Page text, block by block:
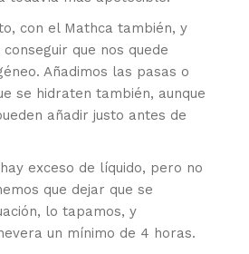
con el Mathca también, y
que nos quede
Añadimos las pasas o
se hidraten también, aunque
añadir justo antes de
exceso de líquido, pero no
que dejar que se
lo tapamos, y
un mínimo de 4 horas.